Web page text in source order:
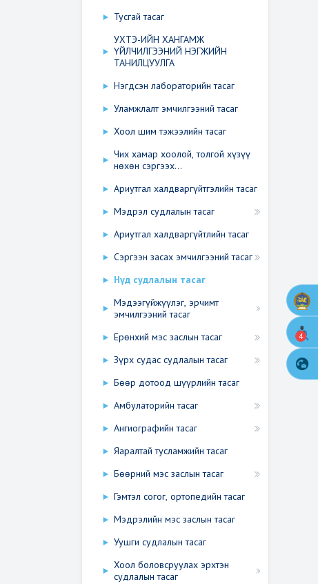
Тусгай тасаг
УХТЭ-ИЙН ХАНГАМЖ
ҮЙЛЧИЛГЭЭНИЙ НЭГЖИЙН
ТАНИЛЦУУЛГА
Нэгдсэн лабораторийн тасаг
Уламжлалт эмчилгээний тасаг
Хоол шим тэжээлийн тасаг
Чих хамар хоолой, толгой хүзүү
нөхөн сэргээх...
Ариутгал халдваргүйтгэлийн тасаг
Мэдрэл судлалын тасаг
Ариутгал халдваргүйтлийн тасаг
Сэргээн засах эмчилгээний тасаг
Нүд судлалын тасаг
Мэдээгүйжүүлэг, эрчимт
эмчилгээний тасаг
Ерөнхий мэс заслын тасаг
Зүрх судас судлалын тасаг
Бөөр дотоод шүүрлийн тасаг
Амбулаторийн тасаг
Ангиографийн тасаг
Яаралтай тусламжийн тасаг
Бөөрний мэс заслын тасаг
Гэмтэл согог, ортопедийн тасаг
Мэдрэлийн мэс заслын тасаг
Уушги судлалын тасаг
Хоол боловсруулах эрхтэн
судлалын тасаг
4